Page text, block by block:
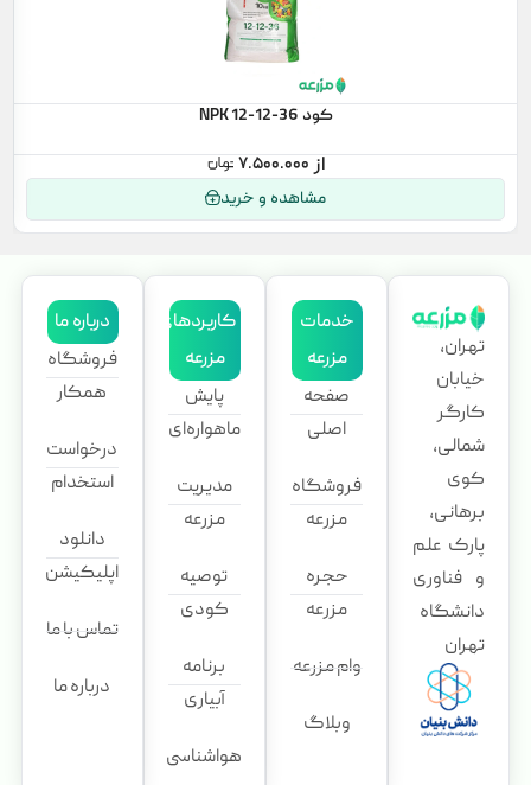
کود NPK 12-12-36
۷.۵۰۰.۰۰۰
مشاهده و خرید
تهران،
خیابان
کارگر
شمالی،
کوی
برهانی،
پارک علم
و فناوری
دانشگاه
تهران
خدمات
مزرعه
صفحه
اصلی
فروشگاه
مزرعه
حجره
مزرعه
وام مزرعه
وبلاگ
کاربردهای
مزرعه
پایش
ماهواره‌ای
مدیریت
مزرعه
توصیه
کودی
برنامه
آبیاری
هواشناسی
درباره ما
فروشگاه
همکار
درخواست
استخدام
دانلود
اپلیکیشن
تماس با ما
درباره ما